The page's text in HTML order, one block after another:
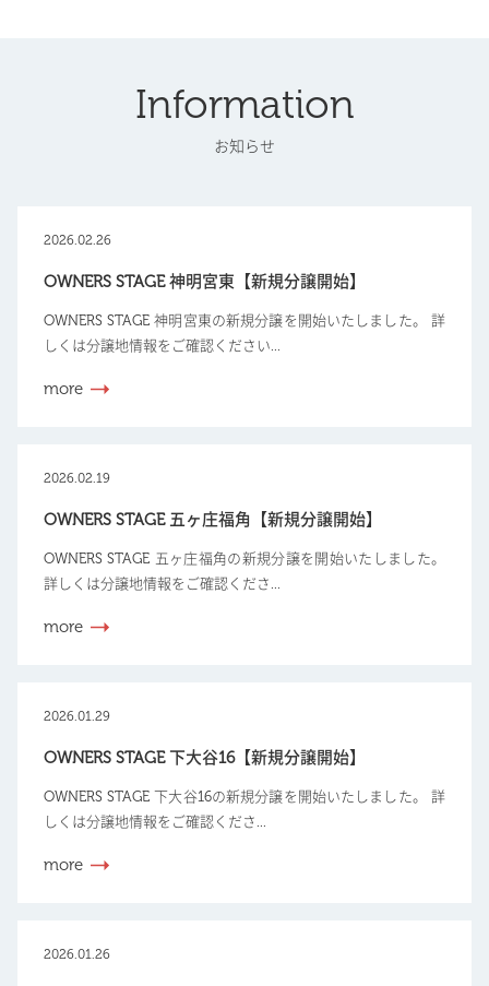
Information
お知らせ
2026.02.26
OWNERS STAGE 神明宮東【新規分譲開始】
OWNERS STAGE 神明宮東の新規分譲を開始いたしました。 詳
しくは分譲地情報をご確認ください...
more
2026.02.19
OWNERS STAGE 五ヶ庄福角【新規分譲開始】
OWNERS STAGE 五ヶ庄福角の新規分譲を開始いたしました。
詳しくは分譲地情報をご確認くださ...
more
2026.01.29
OWNERS STAGE 下大谷16【新規分譲開始】
OWNERS STAGE 下大谷16の新規分譲を開始いたしました。 詳
しくは分譲地情報をご確認くださ...
more
2026.01.26